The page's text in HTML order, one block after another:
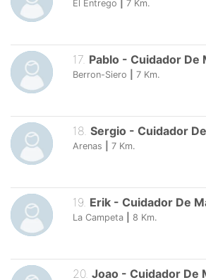
El Entrego 7 Km.
17. Pablo - Cuidador De
Berron-Siero 7 Km.
18. Sergio - Cuidador
Arenas 7 Km.
19. Erik - Cuidador De
La Campeta 8 Km.
20. Joao - Cuidador De